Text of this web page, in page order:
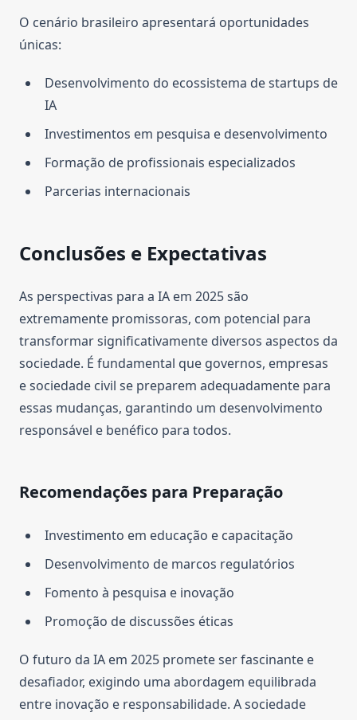
O cenário brasileiro apresentará oportunidades
únicas:
Desenvolvimento do ecossistema de startups de
IA
Investimentos em pesquisa e desenvolvimento
Formação de profissionais especializados
Parcerias internacionais
Conclusões e Expectativas
As perspectivas para a IA em 2025 são
extremamente promissoras, com potencial para
transformar significativamente diversos aspectos da
sociedade. É fundamental que governos, empresas
e sociedade civil se preparem adequadamente para
essas mudanças, garantindo um desenvolvimento
responsável e benéfico para todos.
Recomendações para Preparação
Investimento em educação e capacitação
Desenvolvimento de marcos regulatórios
Fomento à pesquisa e inovação
Promoção de discussões éticas
O futuro da IA em 2025 promete ser fascinante e
desafiador, exigindo uma abordagem equilibrada
entre inovação e responsabilidade. A sociedade